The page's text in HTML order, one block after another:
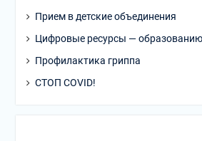
Прием в детские объединения
Цифровые ресурсы — образованию
Профилактика гриппа
СТОП COVID!